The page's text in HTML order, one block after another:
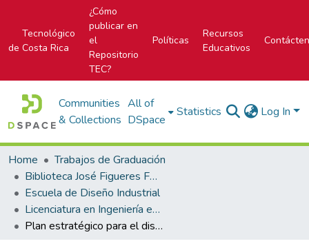
Tecnológico
de Costa Rica
¿Cómo
publicar en
el
Repositorio
TEC?
Políticas
Recursos
Educativos
Communities
& Collections
All of
DSpace
Statistics Log In
Home
Trabajos de Graduación
Biblioteca José Figueres Ferrer
Escuela de Diseño Industrial
Licenciatura en Ingeniería en Diseño Industrial
Plan estratégico para el diseño y desarrollo de productos que contribuyen con la disminución del consumo energético en el sector residencial en Costa Rica.